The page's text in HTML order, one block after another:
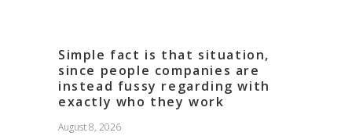
Simple fact is that situation,
since people companies are
instead fussy regarding with
exactly who they work
August 8, 2026